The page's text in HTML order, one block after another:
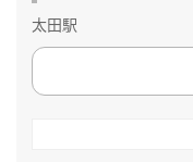
太田駅